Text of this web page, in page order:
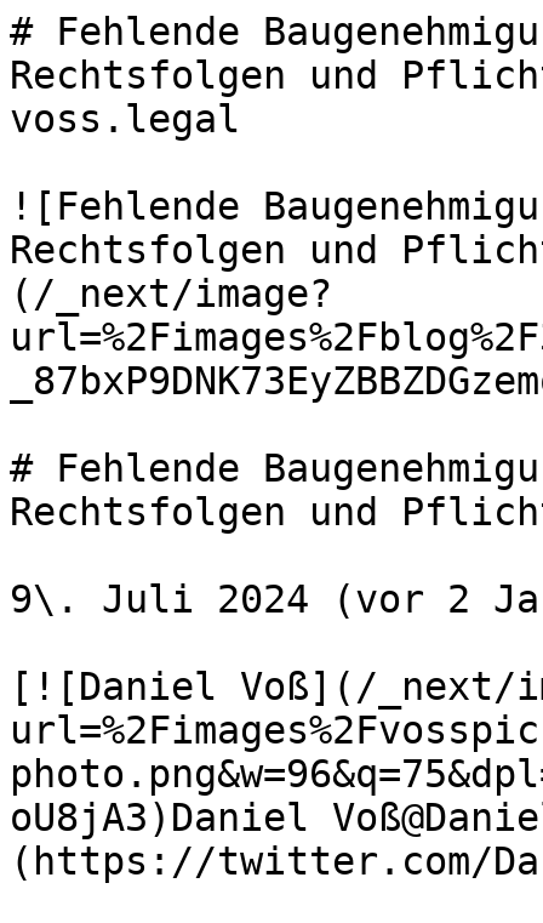
# Fehlende
Rechtsfolgen und
voss.legal
![Fehlende
Rechtsfolgen und
(/_next/image?
# Fehlende
Rechtsfolgen und
9\. Juli 2024 (vor 2
[![Daniel Voß](/_next/
oU8jA3)Daniel
(https://twitter.com/